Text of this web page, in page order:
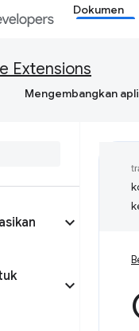
Dokumen
Extensions
Mengembangkan